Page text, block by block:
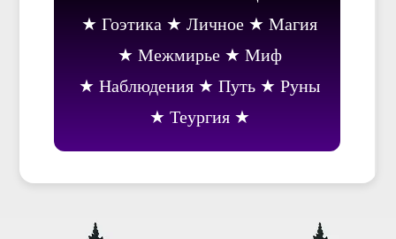
Гоэтика
Личное
Магия
Межмирье
Миф
Наблюдения
Путь
Руны
Теургия